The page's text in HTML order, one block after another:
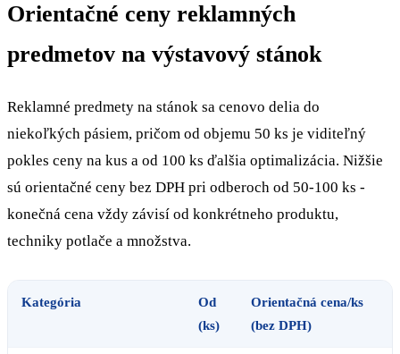
Orientačné ceny reklamných
predmetov na výstavový stánok
Reklamné predmety na stánok sa cenovo delia do
niekoľkých pásiem, pričom od objemu 50 ks je viditeľný
pokles ceny na kus a od 100 ks ďalšia optimalizácia. Nižšie
sú orientačné ceny bez DPH pri odberoch od 50-100 ks -
konečná cena vždy závisí od konkrétneho produktu,
techniky potlače a množstva.
Kategória
Od
(ks)
Orientačná cena/ks
(bez DPH)